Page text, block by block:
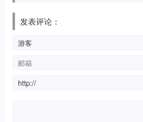
发表评论：